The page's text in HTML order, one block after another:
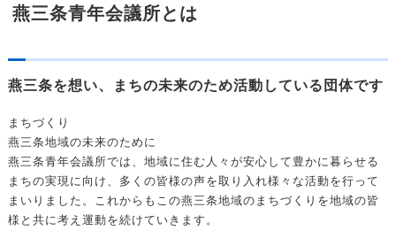
燕三条青年会議所とは
燕三条を想い、まちの未来のため活動している団体です
まちづくり
燕三条地域の未来のために
燕三条青年会議所では、地域に住む人々が安心して豊かに暮らせる
まちの実現に向け、多くの皆様の声を取り入れ様々な活動を行って
まいりました。これからもこの燕三条地域のまちづくりを地域の皆
様と共に考え運動を続けていきます。